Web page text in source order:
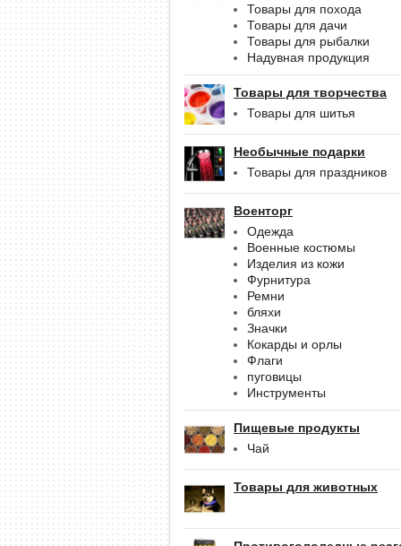
Товары для похода
Товары для дачи
Товары для рыбалки
Надувная продукция
Товары для творчества
Товары для шитья
Необычные подарки
Товары для праздников
Военторг
Одежда
Военные костюмы
Изделия из кожи
Фурнитура
Ремни
бляхи
Значки
Кокарды и орлы
Флаги
пуговицы
Инструменты
Пищевые продукты
Чай
Товары для животных